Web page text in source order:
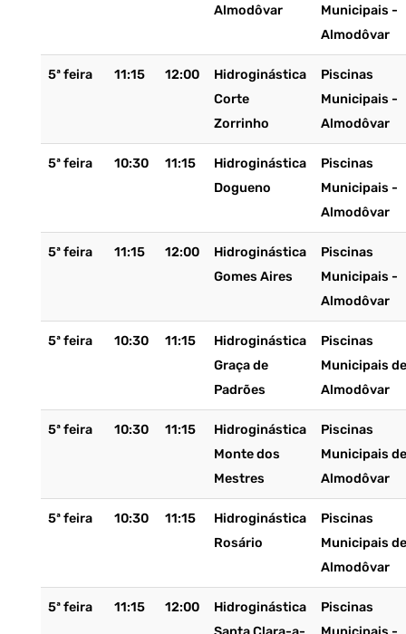
Almodôvar
Municipais -
Almodôvar
5ª feira 11:15 12:00
Hidroginástica
Corte
Zorrinho
Piscinas
Municipais -
Almodôvar
5ª feira 10:30 11:15
Hidroginástica
Dogueno
Piscinas
Municipais -
Almodôvar
5ª feira 11:15 12:00
Hidroginástica
Gomes Aires
Piscinas
Municipais -
Almodôvar
5ª feira 10:30 11:15
Hidroginástica
Graça de
Padrões
Piscinas
Municipais de
Almodôvar
5ª feira 10:30 11:15
Hidroginástica
Monte dos
Mestres
Piscinas
Municipais de
Almodôvar
5ª feira 10:30 11:15
Hidroginástica
Rosário
Piscinas
Municipais de
Almodôvar
5ª feira 11:15 12:00
Hidroginástica
Piscinas